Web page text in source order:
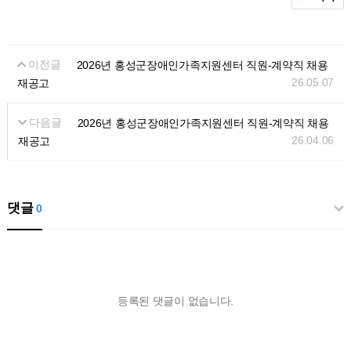
이전글
2026년 홍성군장애인가족지원센터 직원-계약직 채용
재공고
26.05.07
다음글
2026년 홍성군장애인가족지원센터 직원-계약직 채용
재공고
26.04.06
댓글0
등록된 댓글이 없습니다.